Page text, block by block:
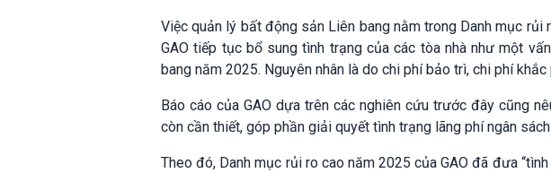
Việc quản lý bất động sản Liên bang nằm trong Danh mục rủi
GAO tiếp tục bổ sung tình trạng của các tòa nhà như một
bang năm 2025. Nguyên nhân là do chi phí bảo trì, chi phí
Báo cáo của GAO dựa trên các nghiên cứu trước đây cũng
còn cần thiết, góp phần giải quyết tình trạng lãng phí ngân
Theo đó, Danh mục rủi ro cao năm 2025 của GAO đã đưa